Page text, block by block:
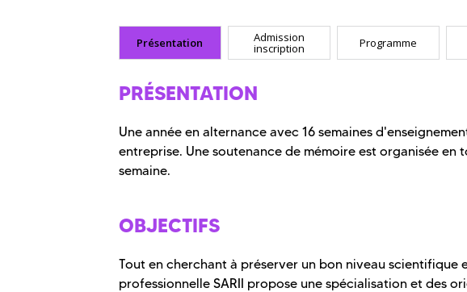
Présentation Admission
inscription Programme
PRÉSENTATION
Une année en alternance avec 16 semaines
entreprise. Une soutenance de mémoire est organisée
semaine.
OBJECTIFS
Tout en cherchant à préserver un bon niveau scientifique
professionnelle SARII propose une spécialisation et des